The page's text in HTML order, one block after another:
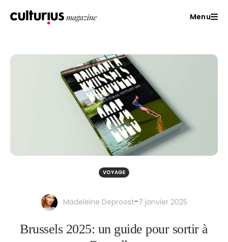
Menu
VOYAGE
Madeleine Deproost-7 janvier 2025
Brussels 2025: un guide pour sortir à